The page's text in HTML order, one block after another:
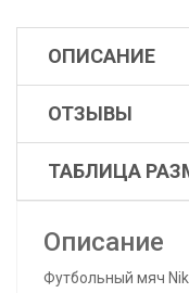
ОПИСАНИЕ
ОТЗЫВЫ
ТАБЛИЦА
Описание
Футбольный мяч